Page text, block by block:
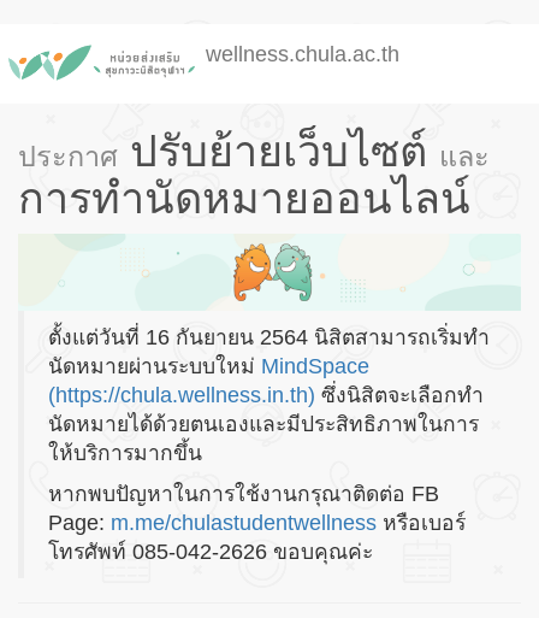
to
main
wellness.chula.ac.th
ประกาศ ปรับย้ายเว็บไซต์ และ
การทำนัดหมายออนไลน์
ตั้งแต่วันที่ 16 กันยายน 2564 นิสิตสามารถเริ่มทำ
นัดหมายผ่านระบบใหม่ MindSpace
(https://chula.wellness.in.th) ซึ่งนิสิตจะเลือกทำ
นัดหมายได้ด้วยตนเองและมีประสิทธิภาพในการ
ให้บริการมากขึ้น
หากพบปัญหาในการใช้งานกรุณาติดต่อ FB
Page: m.me/chulastudentwellness หรือเบอร์
โทรศัพท์ 085-042-2626 ขอบคุณค่ะ